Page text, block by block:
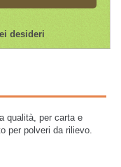
desideri
qualità, per carta e
per polveri da rilievo.